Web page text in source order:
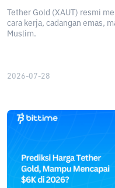
Tether Gold (XAUT) resmi
cara kerja, cadangan emas,
Muslim.
2026-07-28